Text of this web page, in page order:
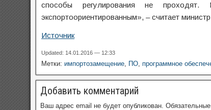
способы регулирования не
экспортоориентированным», – считает
Источник
Updated: 14.01.2016 — 12:33
Метки: импортозамещение, ПО, программное
Добавить комментарий
Ваш адрес email не будет опубликован.